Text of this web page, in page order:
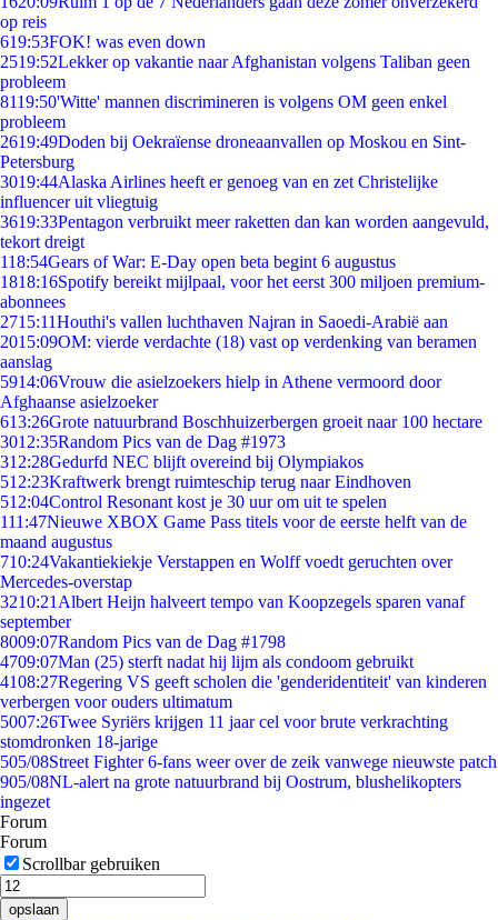
op reis
619:53FOK! was even down
2519:52Lekker op vakantie naar Afghanistan volgens Taliban geen
probleem
8119:50'Witte' mannen discrimineren is volgens OM geen enkel
probleem
2619:49Doden bij Oekraïense droneaanvallen op Moskou en Sint-
Petersburg
3019:44Alaska Airlines heeft er genoeg van en zet Christelijke
influencer uit vliegtuig
3619:33Pentagon verbruikt meer raketten dan kan worden aangevuld,
tekort dreigt
118:54Gears of War: E-Day open beta begint 6 augustus
1818:16Spotify bereikt mijlpaal, voor het eerst 300 miljoen premium-
abonnees
2715:11Houthi's vallen luchthaven Najran in Saoedi-Arabië aan
2015:09OM: vierde verdachte (18) vast op verdenking van beramen
aanslag
5914:06Vrouw die asielzoekers hielp in Athene vermoord door
Afghaanse asielzoeker
613:26Grote natuurbrand Boschhuizerbergen groeit naar 100 hectare
3012:35Random Pics van de Dag #1973
312:28Gedurfd NEC blijft overeind bij Olympiakos
512:23Kraftwerk brengt ruimteschip terug naar Eindhoven
512:04Control Resonant kost je 30 uur om uit te spelen
111:47Nieuwe XBOX Game Pass titels voor de eerste helft van de
maand augustus
710:24Vakantiekiekje Verstappen en Wolff voedt geruchten over
Mercedes-overstap
3210:21 Albert Heijn halveert tempo van Koopzegels sparen vanaf
september
8009:07Random Pics van de Dag #1798
4709:07Man (25) sterft nadat hij lijm als condoom gebruikt
4108:27Regering VS geeft scholen die 'genderidentiteit' van kinderen
verbergen voor ouders ultimatum
5007:26Twee Syriërs krijgen 11 jaar cel voor brute verkrachting
stomdronken 18-jarige
505/08Street Fighter 6-fans weer over de zeik vanwege nieuwste patch
905/08NL-alert na grote natuurbrand bij Oostrum, blushelikopters
ingezet
Forum
Forum
Scrollbar gebruiken
opslaan